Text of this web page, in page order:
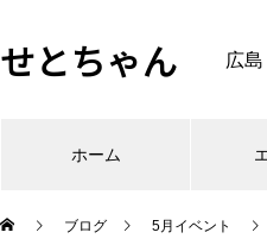
せとちゃん 広
ホーム
ブログ 5月イベント